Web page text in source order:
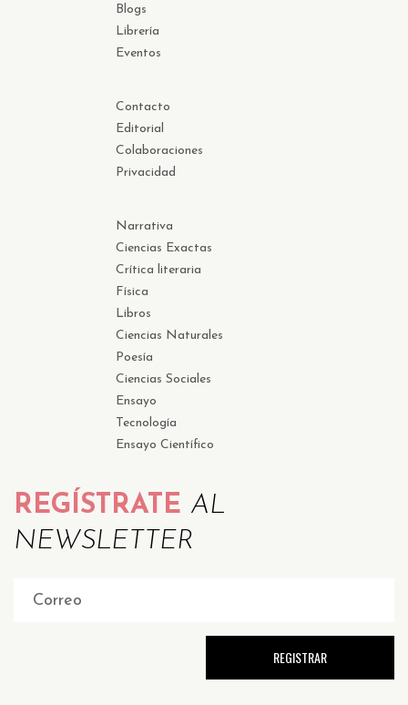
Blogs
Librería
Eventos
Contacto
Editorial
Colaboraciones
Privacidad
Narrativa
Ciencias Exactas
Crítica literaria
Física
Libros
Ciencias Naturales
Poesía
Ciencias Sociales
Ensayo
Tecnología
Ensayo Científico
REGÍSTRATE AL
NEWSLETTER